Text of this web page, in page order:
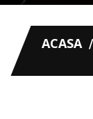
ACASA